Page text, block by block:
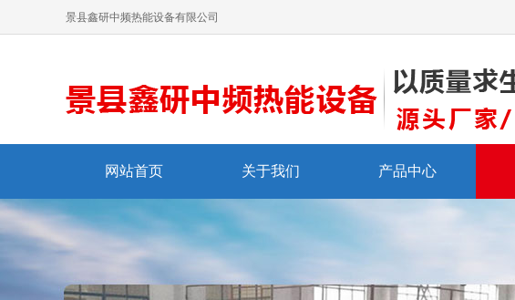
景县鑫研中频热能设备有限公司
网站首页 关于我们 产品中心